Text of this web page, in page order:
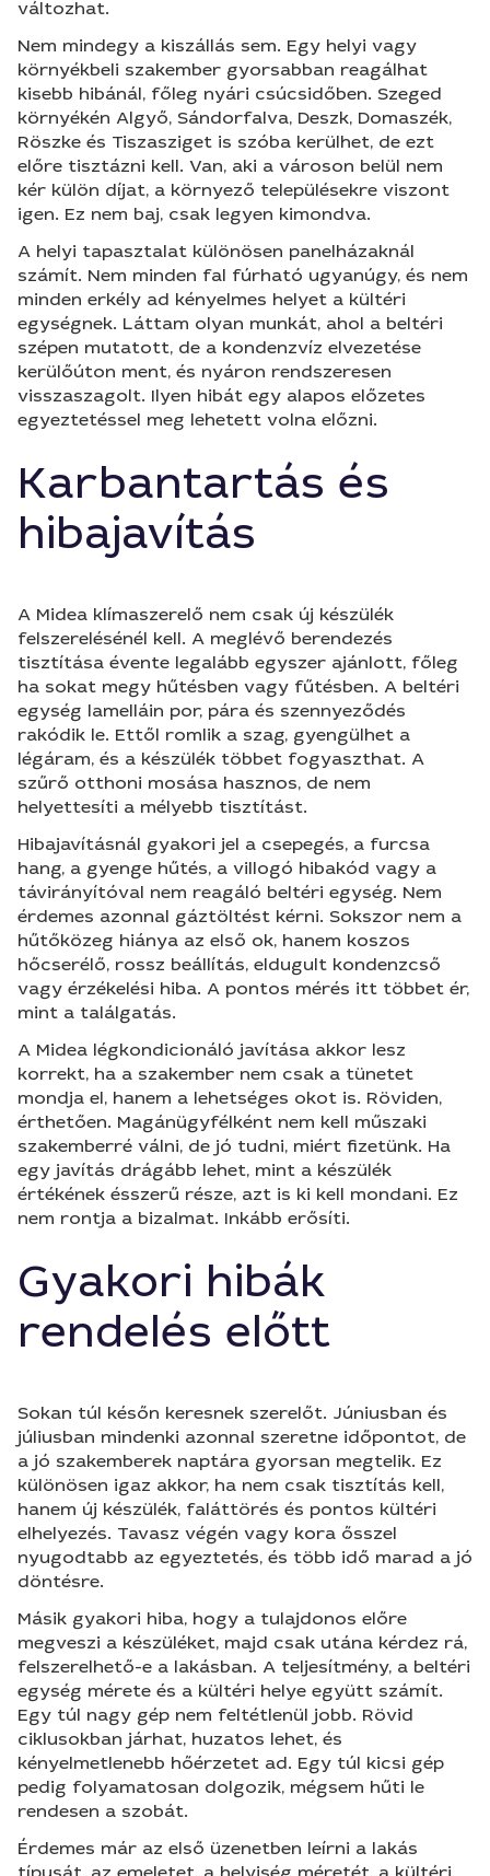
változhat.
Nem mindegy a kiszállás sem. Egy helyi vagy
környékbeli szakember gyorsabban reagálhat
kisebb hibánál, főleg nyári csúcsidőben. Szeged
környékén Algyő, Sándorfalva, Deszk, Domaszék,
Röszke és Tiszasziget is szóba kerülhet, de ezt
előre tisztázni kell. Van, aki a városon belül nem
kér külön díjat, a környező településekre viszont
igen. Ez nem baj, csak legyen kimondva.
A helyi tapasztalat különösen panelházaknál
számít. Nem minden fal fúrható ugyanúgy, és nem
minden erkély ad kényelmes helyet a kültéri
egységnek. Láttam olyan munkát, ahol a beltéri
szépen mutatott, de a kondenzvíz elvezetése
kerülőúton ment, és nyáron rendszeresen
visszaszagolt. Ilyen hibát egy alapos előzetes
egyeztetéssel meg lehetett volna előzni.
Karbantartás és
hibajavítás
A Midea klímaszerelő nem csak új készülék
felszerelésénél kell. A meglévő berendezés
tisztítása évente legalább egyszer ajánlott, főleg
ha sokat megy hűtésben vagy fűtésben. A beltéri
egység lamelláin por, pára és szennyeződés
rakódik le. Ettől romlik a szag, gyengülhet a
légáram, és a készülék többet fogyaszthat. A
szűrő otthoni mosása hasznos, de nem
helyettesíti a mélyebb tisztítást.
Hibajavításnál gyakori jel a csepegés, a furcsa
hang, a gyenge hűtés, a villogó hibakód vagy a
távirányítóval nem reagáló beltéri egység. Nem
érdemes azonnal gáztöltést kérni. Sokszor nem a
hűtőközeg hiánya az első ok, hanem koszos
hőcserélő, rossz beállítás, eldugult kondenzcső
vagy érzékelési hiba. A pontos mérés itt többet ér,
mint a találgatás.
A Midea légkondicionáló javítása akkor lesz
korrekt, ha a szakember nem csak a tünetet
mondja el, hanem a lehetséges okot is. Röviden,
érthetően. Magánügyfélként nem kell műszaki
szakemberré válni, de jó tudni, miért fizetünk. Ha
egy javítás drágább lehet, mint a készülék
értékének ésszerű része, azt is ki kell mondani. Ez
nem rontja a bizalmat. Inkább erősíti.
Gyakori hibák
rendelés előtt
Sokan túl későn keresnek szerelőt. Júniusban és
júliusban mindenki azonnal szeretne időpontot, de
a jó szakemberek naptára gyorsan megtelik. Ez
különösen igaz akkor, ha nem csak tisztítás kell,
hanem új készülék, faláttörés és pontos kültéri
elhelyezés. Tavasz végén vagy kora ősszel
nyugodtabb az egyeztetés, és több idő marad a jó
döntésre.
Másik gyakori hiba, hogy a tulajdonos előre
megveszi a készüléket, majd csak utána kérdez rá,
felszerelhető-e a lakásban. A teljesítmény, a beltéri
egység mérete és a kültéri helye együtt számít.
Egy túl nagy gép nem feltétlenül jobb. Rövid
ciklusokban járhat, huzatos lehet, és
kényelmetlenebb hőérzetet ad. Egy túl kicsi gép
pedig folyamatosan dolgozik, mégsem hűti le
rendesen a szobát.
Érdemes már az első üzenetben leírni a lakás